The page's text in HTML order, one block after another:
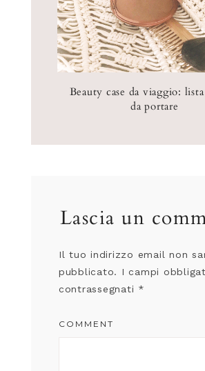
Beauty case da viaggio:
da portare
Lascia un
Il tuo indirizzo email non
pubblicato. I campi
contrassegnati *
COMMENT